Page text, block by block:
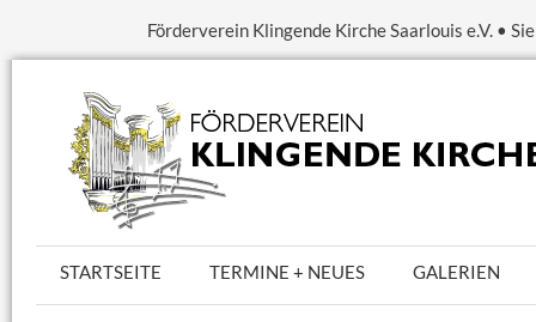
Förderverein Klingende Kirche Saarlouis e.V. •
STARTSEITE TERMINE + NEUES GALERIEN